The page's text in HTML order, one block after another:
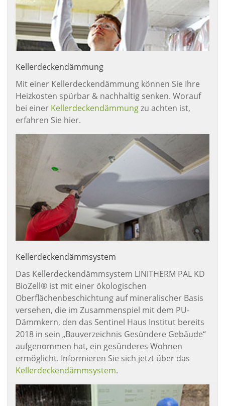
Kellerdeckendämmung
Mit einer Kellerdeckendämmung können Sie Ihre
Heizkosten spürbar & nachhaltig senken. Worauf
bei einer Kellerdeckendämmungzu achten ist,
erfahren Sie hier.
Kellerdeckendämmsystem
Das Kellerdeckendämmsystem LINITHERM PAL KD
BioZell® ist mit einer ökologischen
Oberflächenbeschichtung auf mineralischer Basis
versehen, die im Zusammenspiel mit dem PU-
Dämmkern, den das Sentinel Haus Institut bereits
2018 in sein „Bauverzeichnis Gesündere Gebäude“
aufgenommen hat, ein gesünderes Wohnen
ermöglicht. Informieren Sie sich jetzt über das
Kellerdeckendämmsystem.